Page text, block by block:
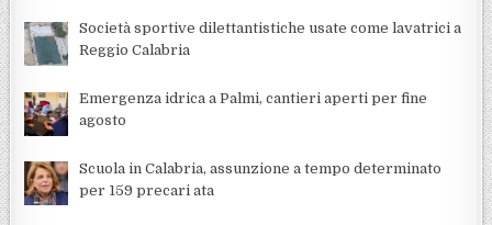
Società sportive dilettantistiche usate come lavatrici a
Reggio Calabria
Emergenza idrica a Palmi, cantieri aperti per fine
agosto
Scuola in Calabria, assunzione a tempo determinato
per 159 precari ata